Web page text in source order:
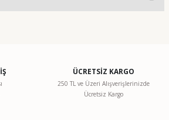
teşekkür ederiz.
bozuk veya görüntülenemiyor.
ÜCRETSİZ KARGO
250 TL ve Üzeri Alışverişlerinizde
Ücretsiz Kargo